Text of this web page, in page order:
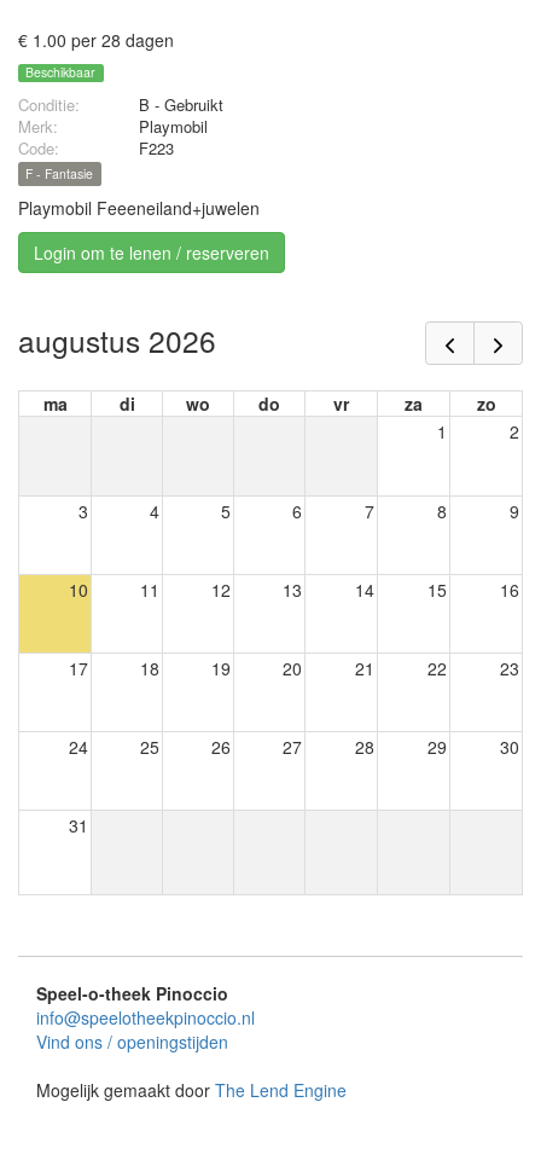
€ 1.00 per 28 dagen
Beschikbaar
Conditie:
B - Gebruikt
Merk:
Playmobil
Code:
F223
F - Fantasie
Playmobil Feeeneiland+juwelen
Login om te lenen / reserveren
augustus 2026
ma di wo do vr za
zo
1
2
3 4 5 6 7 8 9
10 11 12 13 14 15 16
17 18 19 20 21 22 23
24 25 26 27 28 29 30
31
Speel-o-theek Pinoccio
info@speelotheekpinoccio.nl
Vind ons / openingstijden
Mogelijk gemaakt door The Lend Engine